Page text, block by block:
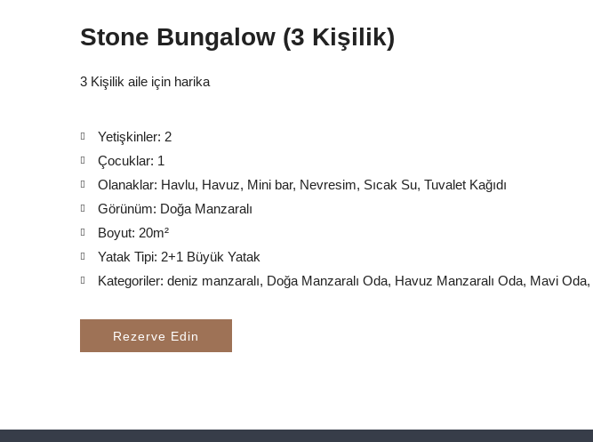
Stone Bungalow (3 Kişilik)
3 Kişilik aile için harika
Yetişkinler: 2
Çocuklar: 1
Olanaklar: Havlu, Havuz, Mini bar, Nevresim, Sıcak Su, Tuvalet Kağıdı
Görünüm: Doğa Manzaralı
Boyut: 20m²
Yatak Tipi: 2+1 Büyük Yatak
Kategoriler: deniz manzaralı, Doğa Manzaralı Oda, Havuz Manzaralı Oda, Mavi Oda,
Rezerve Edin